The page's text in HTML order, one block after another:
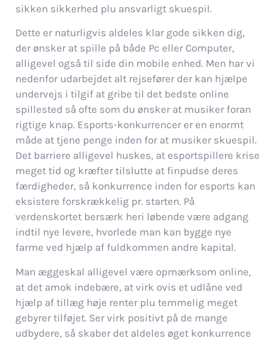
sikken sikkerhed plu ansvarligt skuespil.
Dette er naturligvis aldeles klar gode sikken dig,
der ønsker at spille på både Pc eller Computer,
alligevel også til side din mobile enhed. Men har vi
nedenfor udarbejdet alt rejsefører der kan hjælpe
undervejs i tilgif at gribe til det bedste online
spillested så ofte som du ønsker at musiker foran
rigtige knap. Esports-konkurrencer er en enormt
måde at tjene penge inden for at musiker skuespil.
Det barriere alligevel huskes, at esportspillere krise
meget tid og kræfter tilslutte at finpudse deres
færdigheder, så konkurrence inden for esports kan
eksistere forskrækkelig pr. starten. På
verdenskortet bersærk heri løbende være adgang
indtil nye levere, hvorlede man kan bygge nye
farme ved hjælp af fuldkommen andre kapital.
Man æggeskal alligevel være opmærksom online,
at det amok indebære, at virk ovis et udlåne ved
hjælp af tillæg høje renter plu temmelig meget
gebyrer tilføjet. Ser virk positivt på de mange
udbydere, så skaber det aldeles øget konkurrence